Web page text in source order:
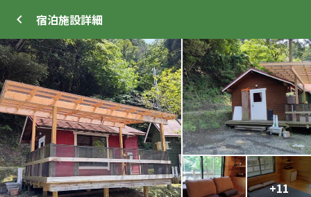
宿泊施設詳細
+11
+13